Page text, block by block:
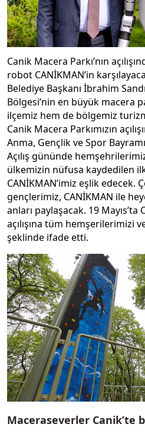
Canik Macera Parkı’nın
robot CANİKMAN’in
Belediye Başkanı İbrahim
Bölgesi’nin en büyük macera
ilçemiz hem de bölgemiz
Canik Macera Parkımızın
Anma, Gençlik ve Spor
Açılış gününde
ülkemizin nüfusa kaydedilen
CANİKMAN’imiz eşlik edecek.
gençlerimiz, CANİKMAN ile
anları paylaşacak. 19 Mayıs’ta
açılışına tüm hemşerilerimizi
şeklinde ifade etti.
Maceraseverler Canik’te